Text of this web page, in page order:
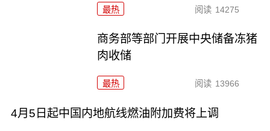
最热 阅读 14275
商务部等部门开展中央储备冻猪
肉收储
最热 阅读 13966
4月5日起中国内地航线燃油附加费将上调